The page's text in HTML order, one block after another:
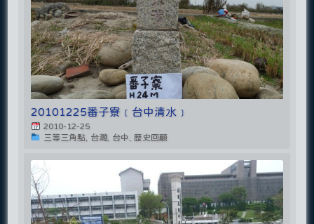
20101225番子寮﹝台中清水﹞
2010-12-25
三等三角點, 台灣, 台中, 歷史回顧